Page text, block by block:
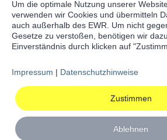
Um die optimale Nutzung unserer
verwenden wir Cookies und übermitteln
auch außerhalb des EWR. Um nicht
Gesetze zu verstoßen, benötigen wir
Einverständnis durch klicken auf
Impressum | Datenschutzhinweise
Zustimmen
Ablehnen
Ich interessiere mich für … *
Reihenendhaus
Garage
Stellplatz